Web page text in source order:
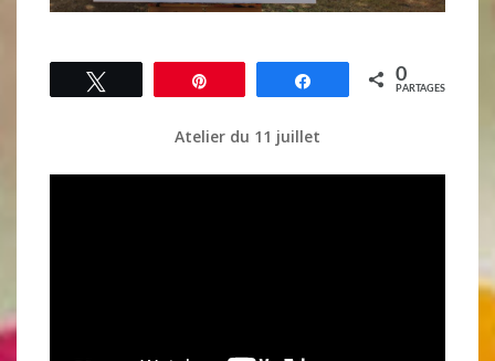
Partagez 0
PARTAGES
Atelier du 11 juillet